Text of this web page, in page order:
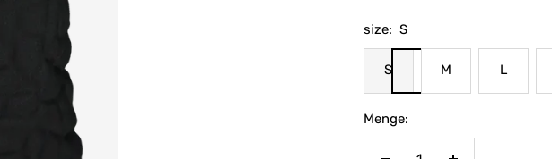
size: S
S M L
Menge: